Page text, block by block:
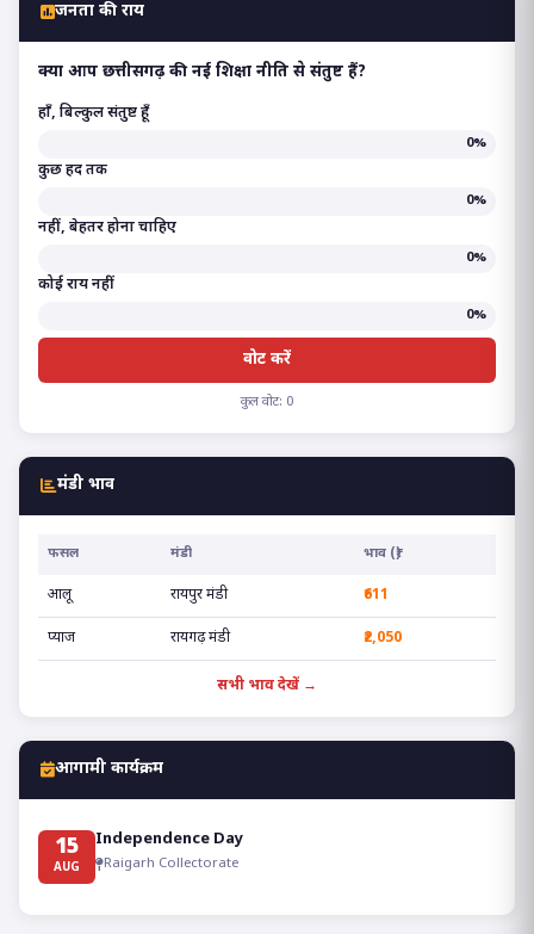
जनता की राय
क्या आप छत्तीसगढ़ की नई शिक्षा नीति से संतुष्ट हैं?
हाँ, बिल्कुल संतुष्ट हूँ
0%
कुछ हद तक
0%
नहीं, बेहतर होना चाहिए
0%
कोई राय नहीं
0%
वोट करें
कुल वोट: 0
मंडी भाव
फसल मंडी भाव (₹)
आलू रायपुर मंडी ₹611
प्याज रायगढ़ मंडी ₹2,050
सभी भाव देखें →
आगामी कार्यक्रम
15
AUG
Independence Day
Raigarh Collectorate